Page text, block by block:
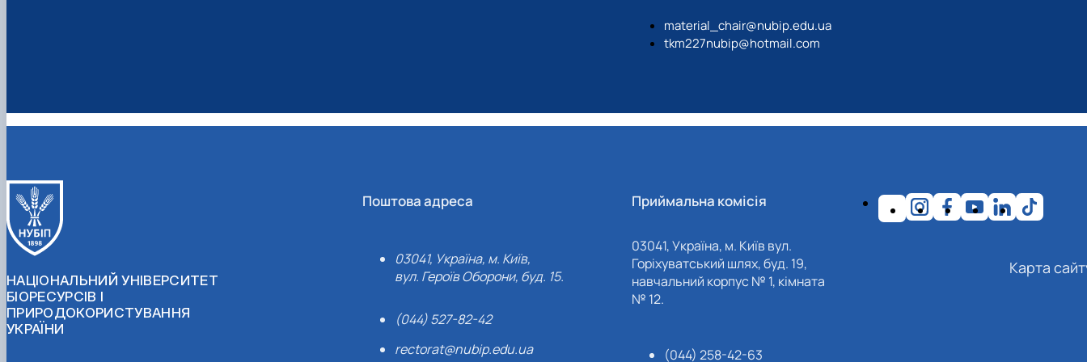
material_chair@nubip.edu.ua
tkm227nubip@hotmail.com
НАЦІОНАЛЬНИЙ УНІВЕРСИТЕТ
БІОРЕСУРСІВ І
ПРИРОДОКОРИСТУВАННЯ
УКРАЇНИ
Поштова адреса
03041, Україна, м. Київ,
вул. Героїв Оборони, буд. 15.
(044) 527-82-42
rectorat@nubip.edu.ua
Приймальна комісія
03041, Україна, м. Київ вул.
Горіхуватський шлях, буд. 19,
навчальний корпус № 1, кімната
№ 12.
(044) 258-42-63
Карта